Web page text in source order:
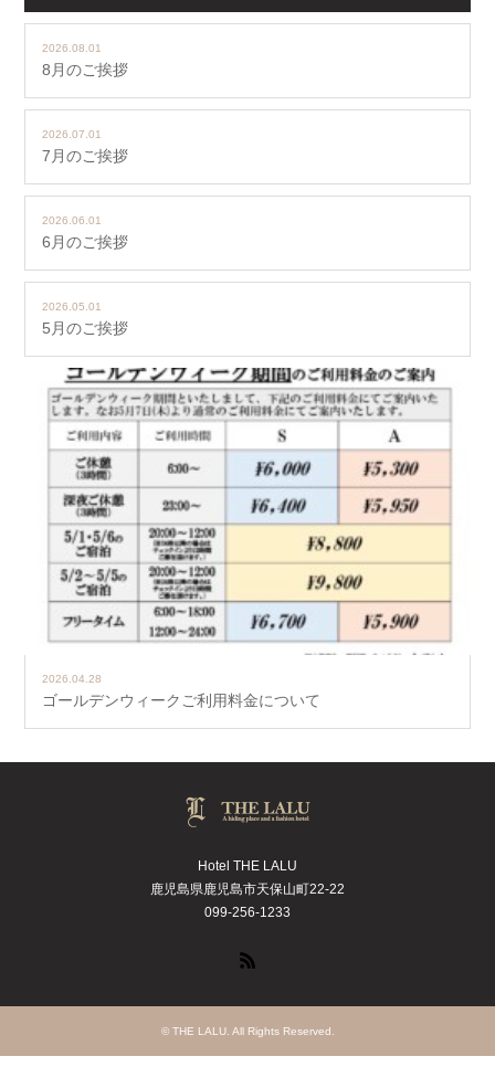
2026.08.01
8月のご挨拶
2026.07.01
7月のご挨拶
2026.06.01
6月のご挨拶
2026.05.01
5月のご挨拶
2026.04.28
ゴールデンウィークご利用料金について
Hotel THE LALU
鹿児島県鹿児島市天保山町22-22
099-256-1233
© THE LALU. All Rights Reserved.